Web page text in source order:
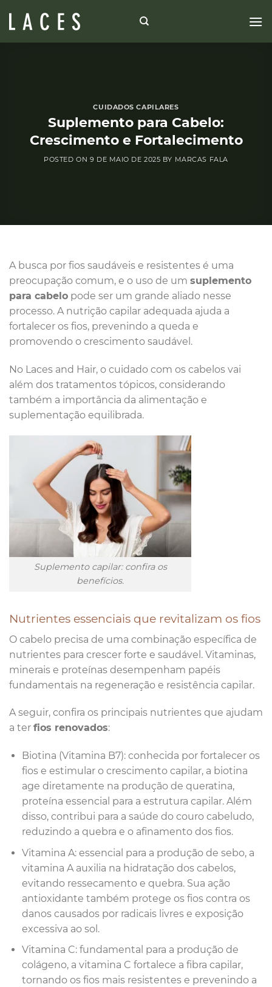
CUIDADOS CAPILARES
Suplemento para Cabelo:
Crescimento e Fortalecimento
POSTED ON 9 DE MAIO DE 2025 BY MARCAS FALA
A busca por fios saudáveis e resistentes é uma
preocupação comum, e o uso de um suplemento
para cabelo pode ser um grande aliado nesse
processo. A nutrição capilar adequada ajuda a
fortalecer os fios, prevenindo a queda e
promovendo o crescimento saudável.
No Laces and Hair, o cuidado com os cabelos vai
além dos tratamentos tópicos, considerando
também a importância da alimentação e
suplementação equilibrada.
Suplemento capilar: confira os
benefícios.
Nutrientes essenciais que revitalizam os fios
O cabelo precisa de uma combinação específica de
nutrientes para crescer forte e saudável. Vitaminas,
minerais e proteínas desempenham papéis
fundamentais na regeneração e resistência capilar.
A seguir, confira os principais nutrientes que ajudam
a ter fios renovados:
Biotina (Vitamina B7): conhecida por fortalecer os
fios e estimular o crescimento capilar, a biotina
age diretamente na produção de queratina,
proteína essencial para a estrutura capilar. Além
disso, contribui para a saúde do couro cabeludo,
reduzindo a quebra e o afinamento dos fios.
Vitamina A: essencial para a produção de sebo, a
vitamina A auxilia na hidratação dos cabelos,
evitando ressecamento e quebra. Sua ação
antioxidante também protege os fios contra os
danos causados por radicais livres e exposição
excessiva ao sol.
Vitamina C: fundamental para a produção de
colágeno, a vitamina C fortalece a fibra capilar,
tornando os fios mais resistentes e prevenindo a